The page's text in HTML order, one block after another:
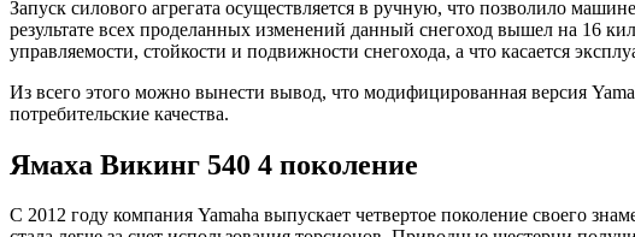
Запуск силового агрегата осуществляется в ручную, что позволило
результате всех проделанных изменений данный снегоход вышел на 16
управляемости, стойкости и подвижности снегохода, а что касается
Из всего этого можно вынести вывод, что модифицированная версия
потребительские качества.
Ямаха Викинг 540 4 поколение
С 2012 году компания Yamaha выпускает четвертое поколение своего